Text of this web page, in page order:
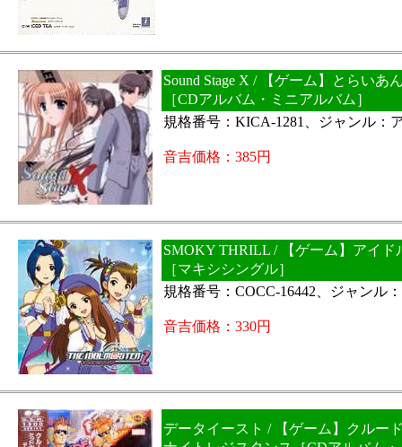
Sound Stage X / 【ゲーム】とらいあ
［CDアルバム・ミニアルバム］
規格番号：KICA-1281、ジャンル：
音吉価格：385円
SMOKY THRILL / 【ゲーム】アイド
［マキシシングル］
規格番号：COCC-16442、ジャンル
音吉価格：330円
データイースト / 【ゲーム】クルー